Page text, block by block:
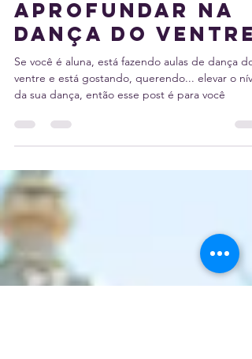
12 de ago. de 2020
3 min de leitura
Como se
aprofundar na
dança do ventre
Se você é aluna, está fazendo aulas de dança do
da sua dança, então esse post é para você